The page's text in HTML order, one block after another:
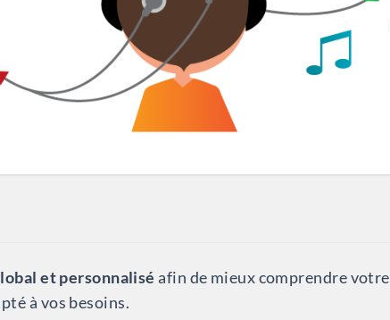
et personnalisé afin de mieux comprendre votre
à vos besoins.